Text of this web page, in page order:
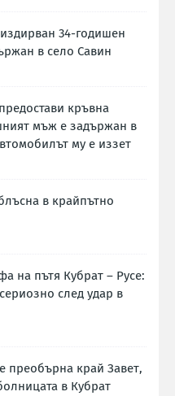
34-годишен
в село Савин
кръвна
мъж е задържан в
му е иззет
в крайпътно
на пътя Кубрат – Русе:
след удар в
преобърна край Завет,
в Кубрат